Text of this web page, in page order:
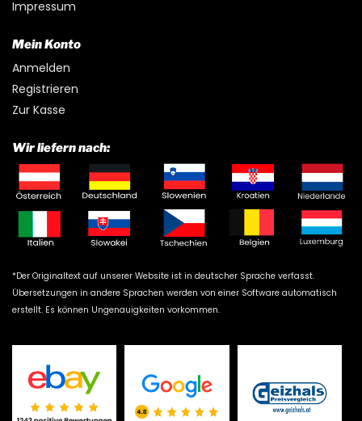
Impressum
Mein Konto
Anmelden
Registrieren
Zur Kasse
Wir liefern nach:
*Der Originaltext auf unserer Website ist in deutscher Sprache verfasst.
Übersetzungen in andere Sprachen werden von einer Software automatisch
erstellt. Es können Ungenauigkeiten vorkommen.